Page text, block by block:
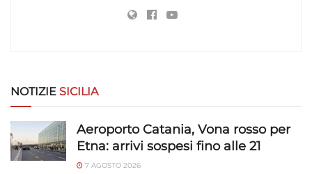
Identificare i dispositivi in base alle informazioni
richieste attivamente.
Garantire la sicurezza, prevenire e
rilevare frodi, correggere errori, Erogare
e presentare pubblicità e contenuto,
NOTIZIE SICILIA
Aeroporto Catania, Vona rosso per
Etna: arrivi sospesi fino alle 21
7 AGOSTO 2026